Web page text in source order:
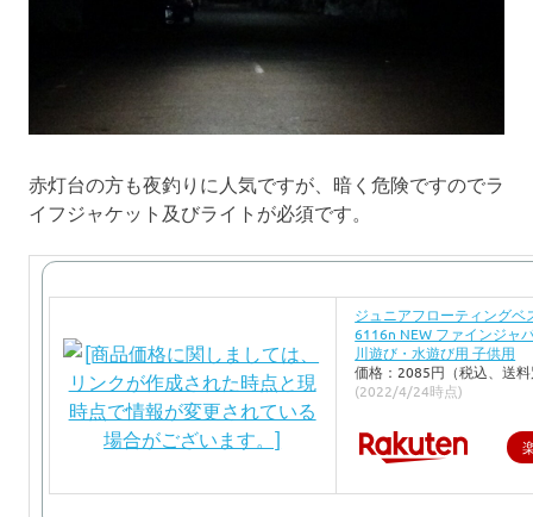
赤灯台の方も夜釣りに人気ですが、暗く危険ですのでラ
イフジャケット及びライトが必須です。
ジュニアフローティングベ
6116n NEW ファインジャ
川遊び・水遊び用 子供用
価格：2085円（税込、送
(2022/4/24時点)